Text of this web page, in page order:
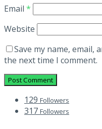
Email *
Website
Save my name, email,
the next time I comment.
129 Followers
317 Followers